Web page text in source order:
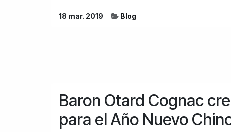
18 mar. 2019 Blog
Baron Otard Cognac
para el Año Nuevo